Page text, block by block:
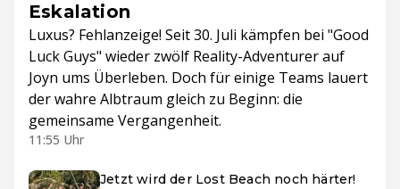
Eskalation
Luxus? Fehlanzeige! Seit 30. Juli kämpfen bei "Good
Luck Guys" wieder zwölf Reality-Adventurer auf
Joyn ums Überleben. Doch für einige Teams lauert
der wahre Albtraum gleich zu Beginn: die
gemeinsame Vergangenheit.
11:55 Uhr
Jetzt wird der Lost Beach noch härter!